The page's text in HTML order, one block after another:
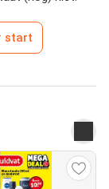
start